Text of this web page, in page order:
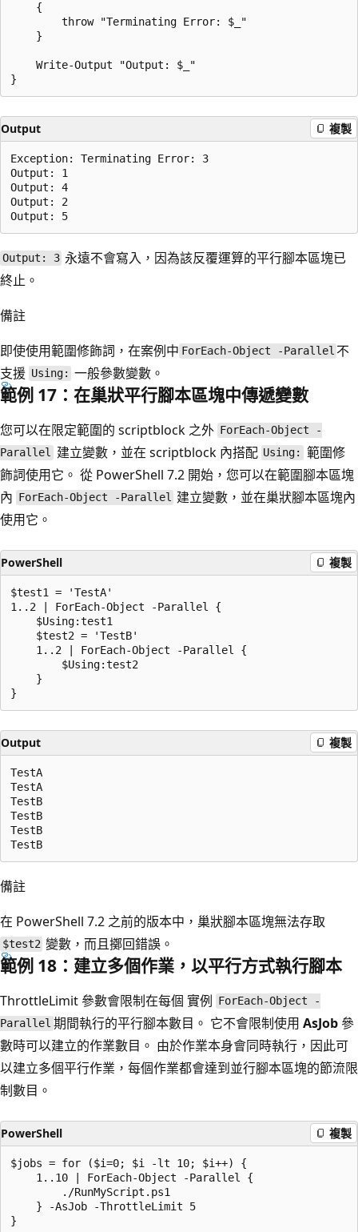
    {
        throw "Terminating Error: $_"
    }
    Write-Output "Output: $_"
Output 複製
Exception: Terminating Error: 3
Output: 1
Output: 4
Output: 2
Output: 3 永遠不會寫入，因為該反覆運算的平行腳本區塊已
終止。
備註
即使使用範圍修飾詞，在案例中 ForEach-Object -Parallel 不
支援 Using: 一般參數變數。
範例 17：在巢狀平行腳本區塊中傳遞變數
您可以在限定範圍的 scriptblock 之外 ForEach-Object -
Parallel 建立變數，並在 scriptblock 內搭配 Using:
範圍修
飾詞使用它。 從 PowerShell 7.2 開始，您可以在範圍腳本區塊
內 ForEach-Object -Parallel 建立變數，並在巢狀腳本區塊內
使用它。
PowerShell 複製
$test1 = 'TestA'
1..2 | ForEach-Object -Parallel {
    $Using:test1
    $test2 = 'TestB'
    1..2 | ForEach-Object -Parallel {
        $Using:test2
    }
Output 複製
TestA
TestA
TestB
TestB
TestB
備註
在 PowerShell 7.2 之前的版本中，巢狀腳本區塊無法存取
$test2 變數，而且擲回錯誤。
範例 18：建立多個作業，以平行方式執行腳本
ThrottleLimit 參數會限制在每個 實例 ForEach-Object -
Parallel 期間執行的平行腳本數目。 它不會限制使用 AsJob參
數時可以建立的作業數目。 由於作業本身會同時執行，因此可
以建立多個平行作業，每個作業都會達到並行腳本區塊的節流限
制數目。
PowerShell 複製
$jobs = for ($i=0; $i -lt 10; $i++) {
    1..10 | ForEach-Object -Parallel {
        ./RunMyScript.ps1
    } -AsJob -ThrottleLimit 5
}